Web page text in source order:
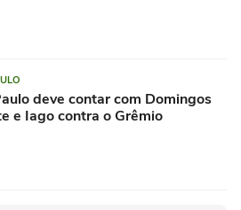
deve contar com Domingos
e Iago contra o Grêmio